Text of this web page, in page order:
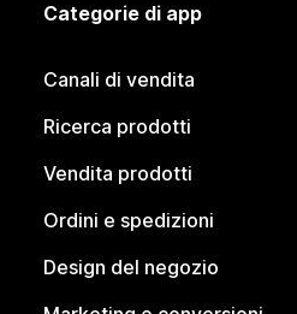
Categorie di app
Canali di vendita
Ricerca prodotti
Vendita prodotti
Ordini e spedizioni
Design del negozio